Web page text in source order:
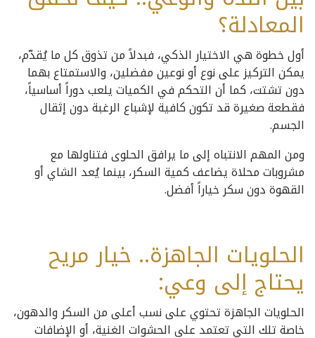
المعادلة؟
أول خطوة هي الاختيار الذكي، فبدلاً من تذوق كل ما يُقدّم،
يمكن التركيز على نوع أو نوعين مفضلين، والاستمتاع بهما
دون تشتت، كما أن التحكم في الكميات يلعب دوراً أساسياً،
فقطعة صغيرة قد تكون كافية لإشباع الرغبة دون إثقال
الجسم.
ومن المهم الانتباه إلى ما يرافق الحلوى فتناولها مع
مشروبات محلاة يضاعف كمية السكر، بينما يُعد الشاي أو
القهوة دون سكر خياراً أفضل.
الحلويات الجاهزة.. خيار مريح
يحتاج إلى وعي:
الحلويات الجاهزة تحتوي على نسب أعلى من السكر والدهون،
خاصة تلك التي تعتمد على الحشوات الغنية، أو الإضافات